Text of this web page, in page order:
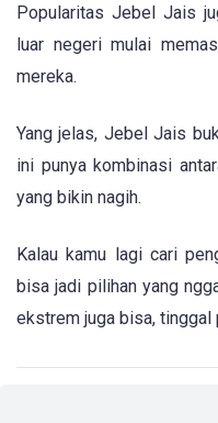
Popularitas Jebel Jais
luar negeri mulai
mereka.
Yang jelas, Jebel Jais
ini punya kombinasi
yang bikin nagih.
Kalau kamu lagi cari
bisa jadi pilihan yang
ekstrem juga bisa, tinggal